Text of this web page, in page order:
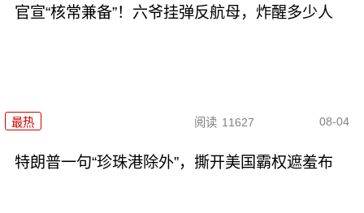
官宣“核常兼备”！六爷挂弹反航母，炸醒多少人
最热 阅读 11627 08-04
特朗普一句“珍珠港除外”，撕开美国霸权遮羞布